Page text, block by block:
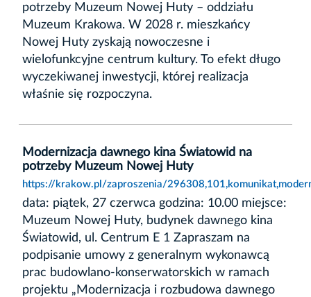
potrzeby Muzeum Nowej Huty – oddziału
Muzeum Krakowa. W 2028 r. mieszkańcy
Nowej Huty zyskają nowoczesne i
wielofunkcyjne centrum kultury. To efekt długo
wyczekiwanej inwestycji, której realizacja
właśnie się rozpoczyna.
Modernizacja dawnego kina Światowid na
potrzeby Muzeum Nowej Huty
https://krakow.pl/zaproszenia/
data: piątek, 27 czerwca godzina: 10.00 miejsce:
Muzeum Nowej Huty, budynek dawnego kina
Światowid, ul. Centrum E 1 Zapraszam na
podpisanie umowy z generalnym wykonawcą
prac budowlano-konserwatorskich w ramach
projektu „Modernizacja i rozbudowa dawnego